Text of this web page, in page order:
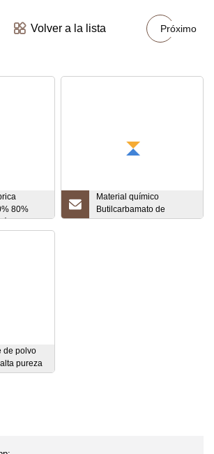
Volver a la lista Próximo
80%
CAS
Material químico
Butilcarbamato de
yodopropinilo (ipbc)
de polvo
pureza